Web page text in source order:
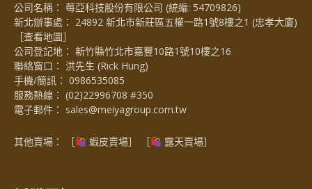
公司名稱： 莓亞科技股份有限公司 (統編: 54709826)
新北辦事處： 24892 新北市新莊區五權一路1號8樓之1 (忠孝大廈)
［查看地圖］
公司登記地： 新竹縣竹北市嘉豐10路1號10樓之16
聯絡窗口： 洪先生 (Rick Hung)
手機/簡訊： 0986535085
服務熱線： (02)22996708 #350
電子郵件： sales@meiyagroup.com.tw
其他賣場： ［ 蝦皮賣場］ ［ 露天賣場］